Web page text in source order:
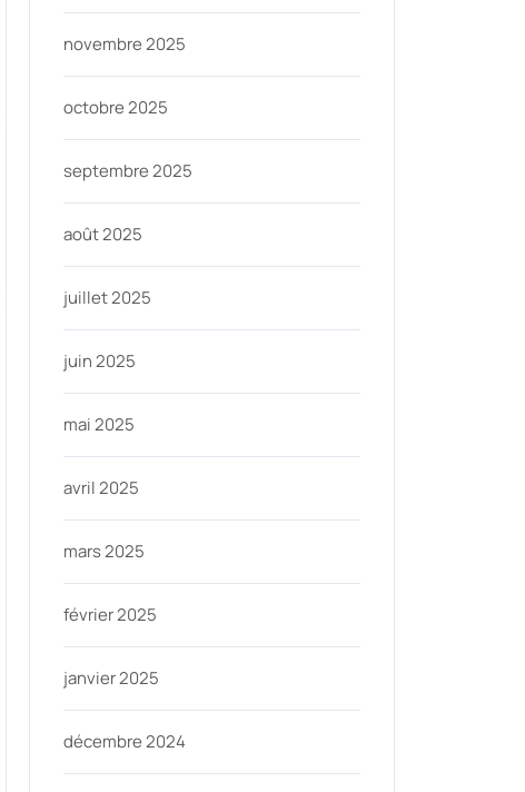
novembre 2025
octobre 2025
septembre 2025
août 2025
juillet 2025
juin 2025
mai 2025
avril 2025
mars 2025
février 2025
janvier 2025
décembre 2024